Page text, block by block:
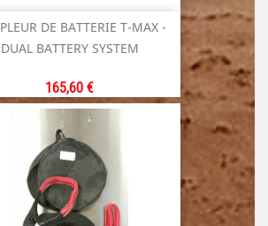
DE BATTERIE T-MAX -
DUAL BATTERY SYSTEM
Prix
165,60 €